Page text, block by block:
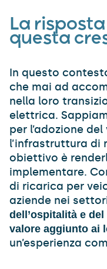
La
questa
In questo
che mai ad
nella loro
elettrica.
per l’adozione
l’infrastruttura di
obiettivo è
implementare.
di ricarica per
aziende nei
dell’ospitalità e
valore aggiunto ai
un’esperienza